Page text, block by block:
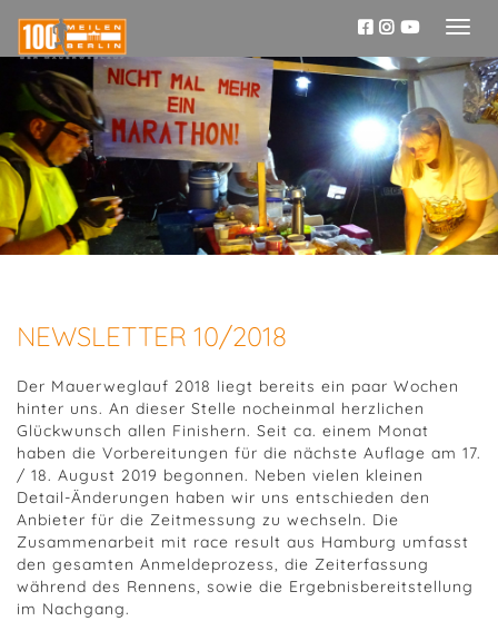
NEWSLETTER 10/2018
Der Mauerweglauf 2018 liegt bereits ein paar Wochen
hinter uns. An dieser Stelle nocheinmal herzlichen
Glückwunsch allen Finishern. Seit ca. einem Monat
haben die Vorbereitungen für die nächste Auflage am 17.
/ 18. August 2019 begonnen. Neben vielen kleinen
Detail-Änderungen haben wir uns entschieden den
Anbieter für die Zeitmessung zu wechseln. Die
Zusammenarbeit mit race result aus Hamburg umfasst
den gesamten Anmeldeprozess, die Zeiterfassung
während des Rennens, sowie die Ergebnisbereitstellung
im Nachgang.